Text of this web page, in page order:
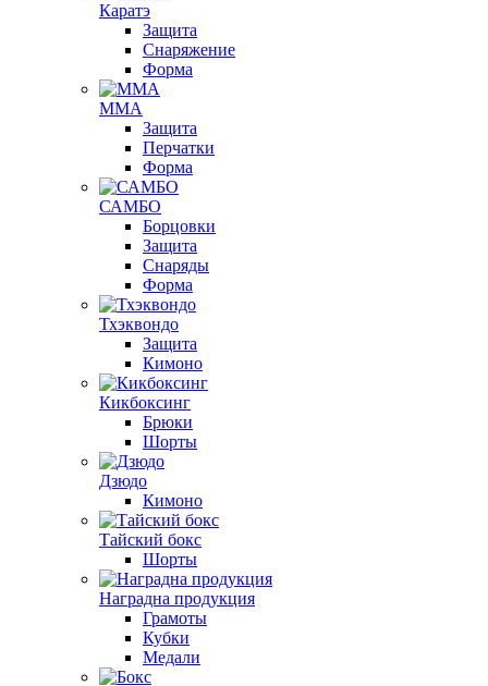
Каратэ
Защита
Снаряжение
Форма
ММА
Защита
Перчатки
Форма
САМБО
Борцовки
Защита
Снаряды
Форма
Тхэквондо
Защита
Кимоно
Кикбоксинг
Брюки
Шорты
Дзюдо
Кимоно
Тайский бокс
Шорты
Наградна продукция
Грамоты
Кубки
Медали